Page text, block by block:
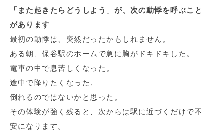
「また起きたらどうしよう」が、次の動悸を呼ぶこと
があります
最初の動悸は、突然だったかもしれません。
ある朝、保谷駅のホームで急に胸がドキドキした。
電車の中で息苦しくなった。
途中で降りたくなった。
倒れるのではないかと思った。
その体験が強く残ると、次からは駅に近づくだけで不
安になります。